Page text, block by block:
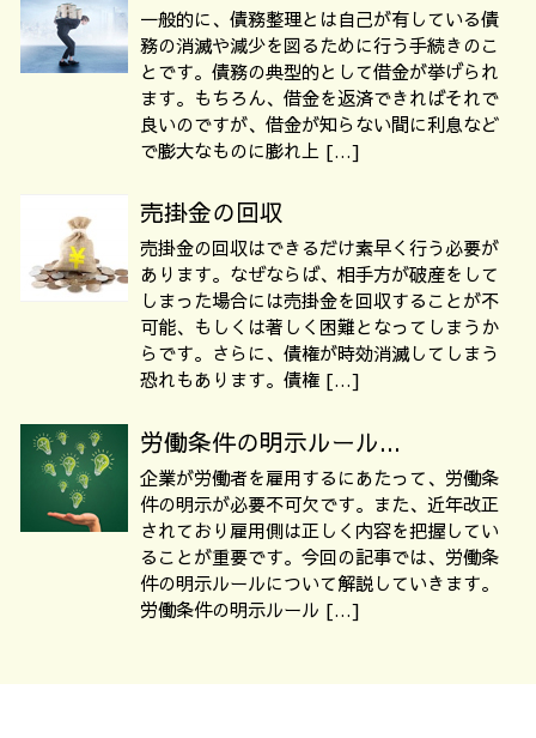
一般的に、債務整理とは自己が有している債
務の消滅や減少を図るために行う手続きのこ
とです。債務の典型的として借金が挙げられ
ます。もちろん、借金を返済できればそれで
良いのですが、借金が知らない間に利息など
で膨大なものに膨れ上 […]
売掛金の回収
売掛金の回収はできるだけ素早く行う必要が
あります。なぜならば、相手方が破産をして
しまった場合には売掛金を回収することが不
可能、もしくは著しく困難となってしまうか
らです。さらに、債権が時効消滅してしまう
恐れもあります。債権 […]
労働条件の明示ルール...
企業が労働者を雇用するにあたって、労働条
件の明示が必要不可欠です。また、近年改正
されており雇用側は正しく内容を把握してい
ることが重要です。今回の記事では、労働条
件の明示ルールについて解説していきます。
労働条件の明示ルール […]